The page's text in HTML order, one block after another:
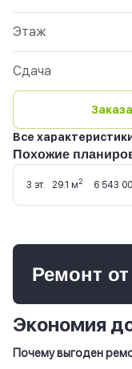
Этаж
Сдача
Все
Похожие
3 эт. 29.1 м2 6 543
Ремонт
Экономия
Почему выгоден